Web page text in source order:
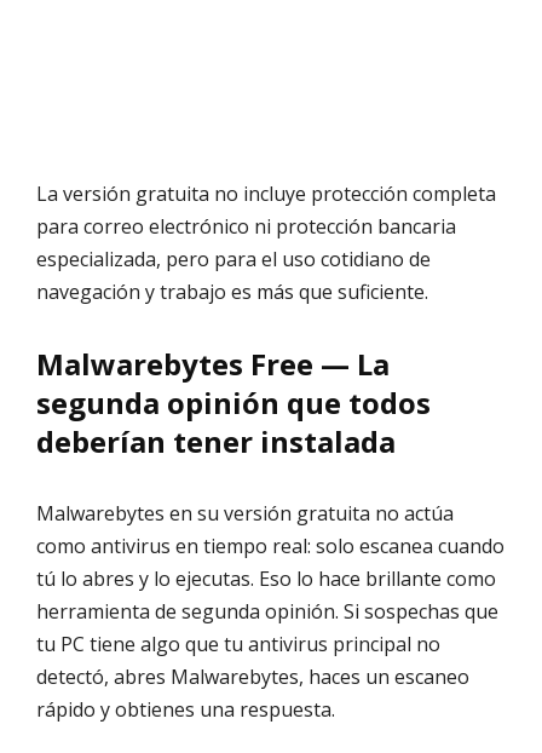
La versión gratuita no incluye protección completa
para correo electrónico ni protección bancaria
especializada, pero para el uso cotidiano de
navegación y trabajo es más que suficiente.
Malwarebytes Free — La
segunda opinión que todos
deberían tener instalada
Malwarebytes en su versión gratuita no actúa
como antivirus en tiempo real: solo escanea cuando
tú lo abres y lo ejecutas. Eso lo hace brillante como
herramienta de segunda opinión. Si sospechas que
tu PC tiene algo que tu antivirus principal no
detectó, abres Malwarebytes, haces un escaneo
rápido y obtienes una respuesta.